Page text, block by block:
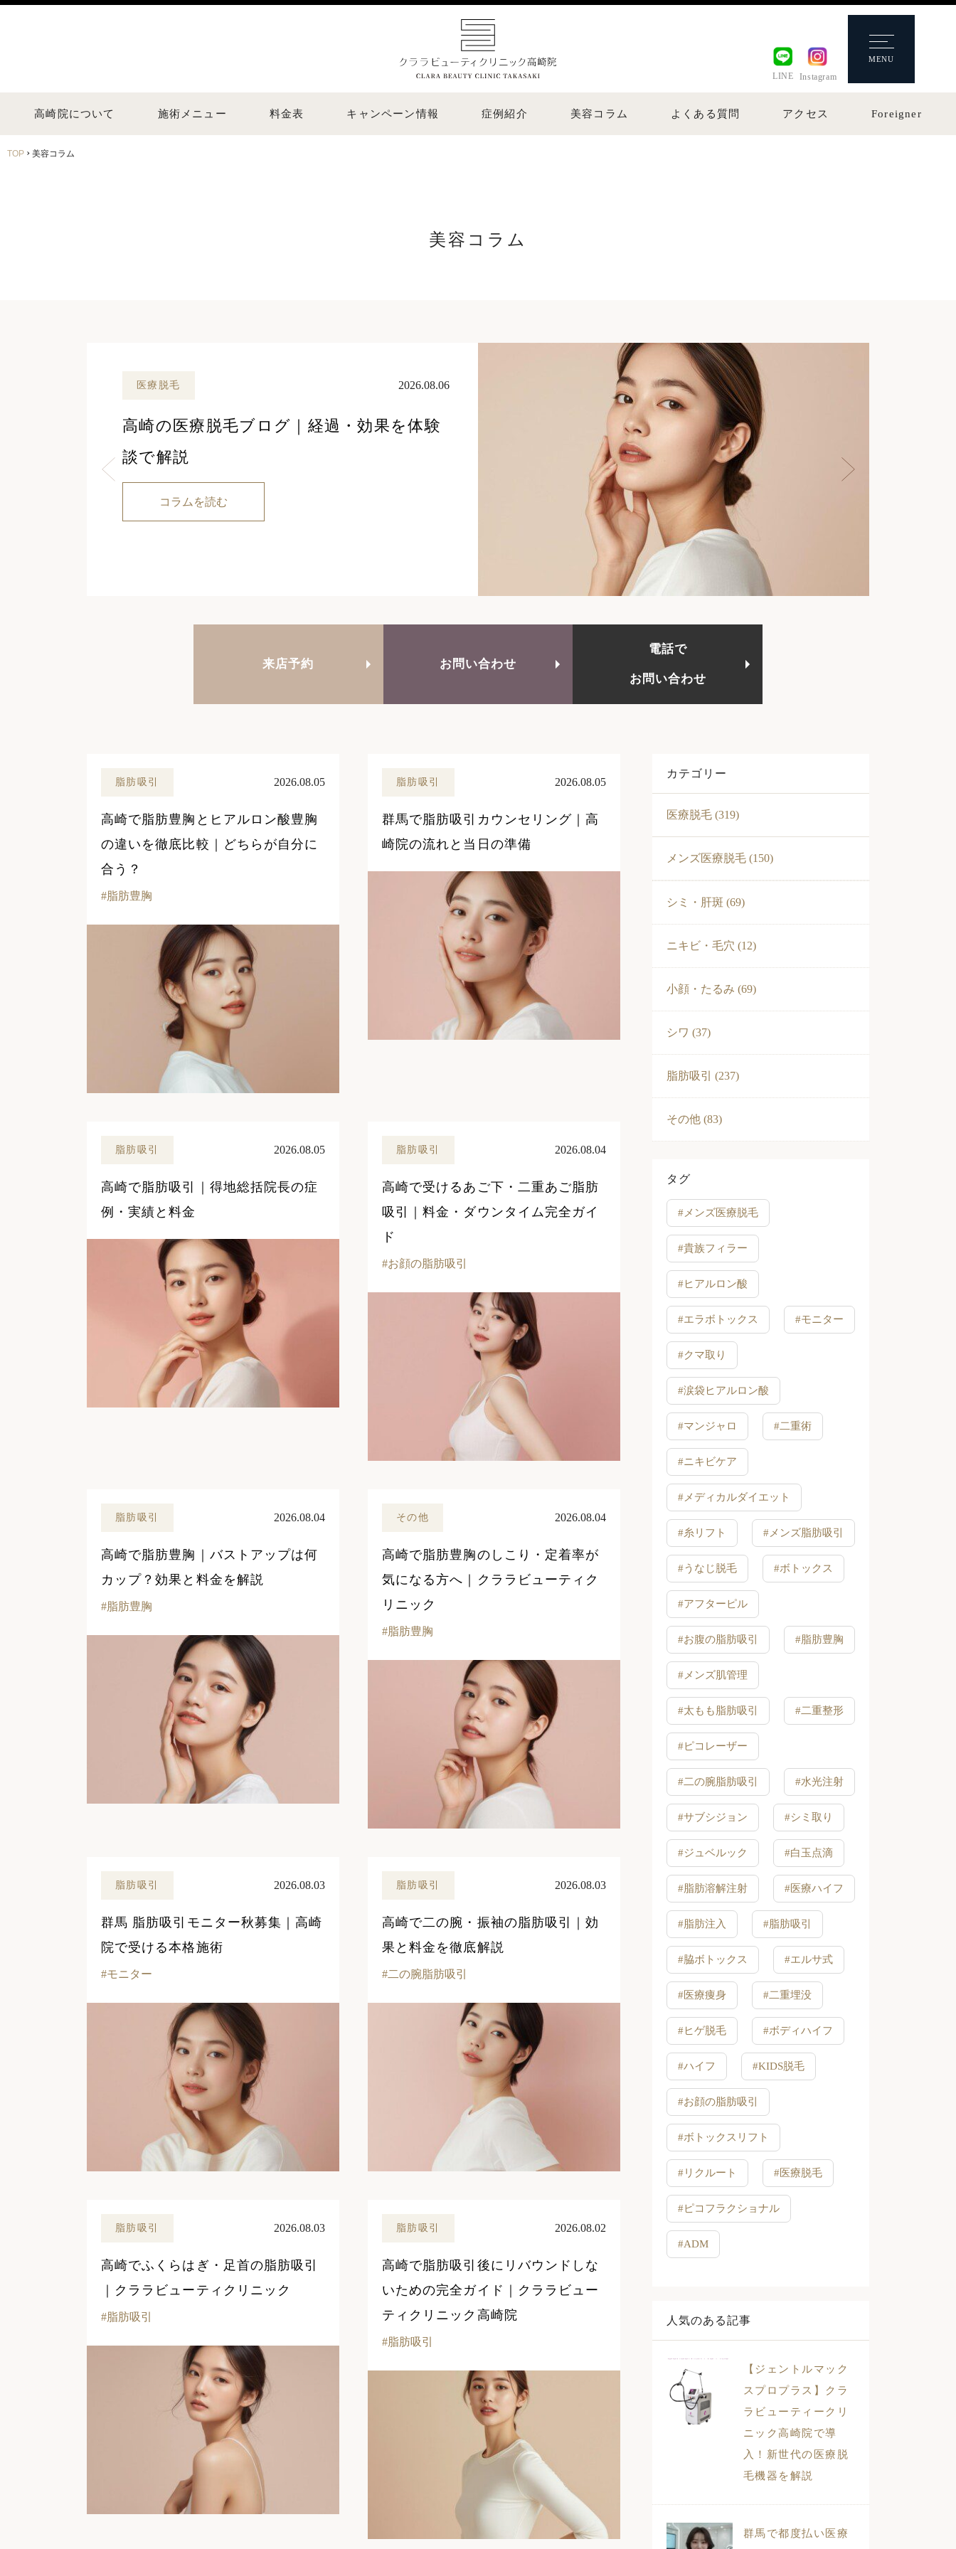
LINE Instagram
MENU
高崎院について 施術メニュー 料金表 キャンペーン情報 症例紹介 美容コラム よくある質問 アクセス Foreigner
TOP › 美容コラム
美容コラム
医療脱毛 2026.08.06
高崎の医療脱毛ブログ｜経過・効果を体験
談で解説
コラムを読む
来店予約 お問い合わせ
電話で
お問い合わせ
脂肪吸引 2026.08.05
高崎で脂肪豊胸とヒアルロン酸豊胸
の違いを徹底比較｜どちらが自分に
合う？
脂肪豊胸
脂肪吸引 2026.08.05
群馬で脂肪吸引カウンセリング｜高
崎院の流れと当日の準備
脂肪吸引 2026.08.05
高崎で脂肪吸引｜得地総括院長の症
例・実績と料金
脂肪吸引 2026.08.04
高崎で受けるあご下・二重あご脂肪
吸引｜料金・ダウンタイム完全ガイ
ド
お顔の脂肪吸引
脂肪吸引 2026.08.04
高崎で脂肪豊胸｜バストアップは何
カップ？効果と料金を解説
脂肪豊胸
その他 2026.08.04
高崎で脂肪豊胸のしこり・定着率が
気になる方へ｜クララビューティク
リニック
脂肪豊胸
脂肪吸引 2026.08.03
群馬 脂肪吸引モニター秋募集｜高崎
院で受ける本格施術
モニター
脂肪吸引 2026.08.03
高崎で二の腕・振袖の脂肪吸引｜効
果と料金を徹底解説
二の腕脂肪吸引
脂肪吸引 2026.08.03
高崎でふくらはぎ・足首の脂肪吸引
｜クララビューティクリニック
脂肪吸引
脂肪吸引 2026.08.02
高崎で脂肪吸引後にリバウンドしな
いための完全ガイド｜クララビュー
ティクリニック高崎院
脂肪吸引
カテゴリー
医療脱毛 (319)
メンズ医療脱毛 (150)
シミ・肝斑 (69)
ニキビ・毛穴 (12)
小顔・たるみ (69)
シワ (37)
脂肪吸引 (237)
その他 (83)
タグ
#メンズ医療脱毛
#貴族フィラー
#ヒアルロン酸
#エラボトックス #モニター
#クマ取り
#涙袋ヒアルロン酸
#マンジャロ #二重術
#ニキビケア
#メディカルダイエット
#糸リフト #メンズ脂肪吸引
#うなじ脱毛 #ボトックス
#アフターピル
#お腹の脂肪吸引 #脂肪豊胸
#メンズ肌管理
#太もも脂肪吸引 #二重整形
#ピコレーザー
#二の腕脂肪吸引 #水光注射
#サブシジョン #シミ取り
#ジュベルック #白玉点滴
#脂肪溶解注射 #医療ハイフ
#脂肪注入 #脂肪吸引
#脇ボトックス #エルサ式
#医療痩身 #二重埋没
#ヒゲ脱毛 #ボディハイフ
#ハイフ #KIDS脱毛
#お顔の脂肪吸引
#ボトックスリフト
#リクルート #医療脱毛
#ピコフラクショナル
#ADM
人気のある記事
【ジェントルマック
スプロプラス】クラ
ラビューティークリ
ニック高崎院で導
入！新世代の医療脱
毛機器を解説
群馬で都度払い医療